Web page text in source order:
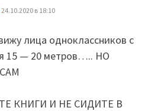
24.10.2020 в 18:10
лица одноклассников с
15 — 20 метров….. НО
КНИГИ И НЕ СИДИТЕ В